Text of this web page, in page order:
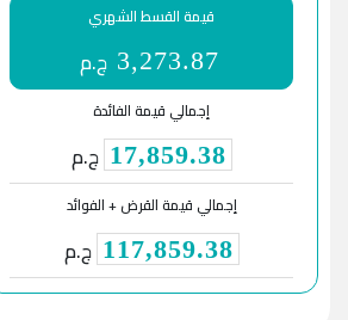
قيمة القسط الشهري
3,273.87 ج.م
إجمالي قيمة الفائدة
17,859.38 ج.م
إجمالي قيمة القرض + الفوائد
117,859.38 ج.م